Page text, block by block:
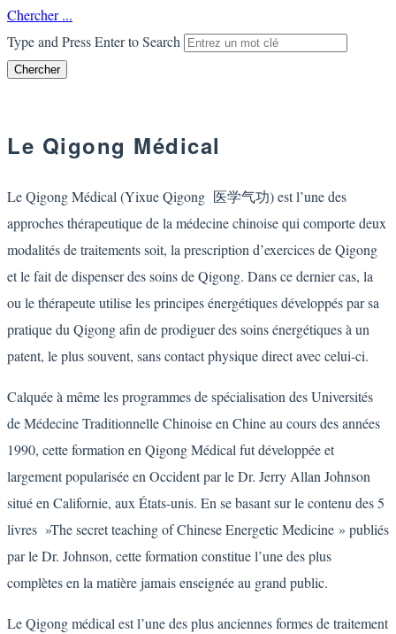
Chercher ...
Type and Press Enter to Search
Le Qigong Médical
Le Qigong Médical (Yixue Qigong 医学气功) est l’une des
approches thérapeutique de la médecine chinoise qui comporte deux
modalités de traitements soit, la prescription d’exercices de Qigong
et le fait de dispenser des soins de Qigong. Dans ce dernier cas, la
ou le thérapeute utilise les principes énergétiques développés par sa
pratique du Qigong afin de prodiguer des soins énergétiques à un
patent, le plus souvent, sans contact physique direct avec celui-ci.
Calquée à même les programmes de spécialisation des Universités
de Médecine Traditionnelle Chinoise en Chine au cours des années
1990, cette formation en Qigong Médical fut développée et
largement popularisée en Occident par le Dr. Jerry Allan Johnson
situé en Californie, aux États-unis. En se basant sur le contenu des 5
livres »The secret teaching of Chinese Energetic Medicine » publiés
par le Dr. Johnson, cette formation constitue l’une des plus
complètes en la matière jamais enseignée au grand public.
Le Qigong médical est l’une des plus anciennes formes de traitement